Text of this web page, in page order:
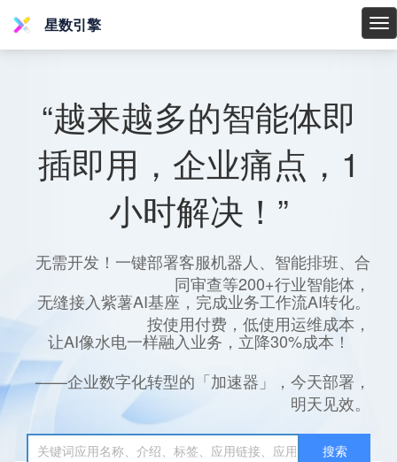
星
星数引擎
“越来越多的智能体即
插即用，企业痛点，1
小时解决！”
无需开发！一键部署客服机器人、智能排班、合
同审查等200+行业智能体，
无缝接入紫薯AI基座，完成业务工作流AI转化。
按使用付费，低使用运维成本，
让AI像水电一样融入业务，立降30%成本！
——企业数字化转型的「加速器」，今天部署，
明天见效。
搜索